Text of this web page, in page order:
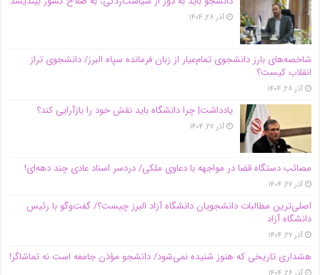
آذر ۲۸, ۱۴۰۴
شاخصه‌های بارز دانشجوی تمام‌عیار از زبان فرمانده سپاه البرز/ دانشجوی تراز
انقلاب کیست؟
آذر ۲۸, ۱۴۰۴
یادداشت| چرا دانشگاه باید نقش خود را بازآرایی کند؟
آذر ۲۷, ۱۴۰۴
مصائب دستگاه قضا در مواجهه با دعاوی ملکی/ دردسر اسناد عادی چند‌ دهه‌ای!
آذر ۲۷, ۱۴۰۴
اصلی‌ترین مطالبات دانشجویان دانشگاه آزاد البرز چیست؟/ گفت‌وگو با رئیس
دانشگاه آز‌اد
آذر ۲۷, ۱۴۰۴
هشداری تاریخی که هنوز شنیده نمی‌شود/ دانشجو مؤذن جامعه است نه تماشاگر!